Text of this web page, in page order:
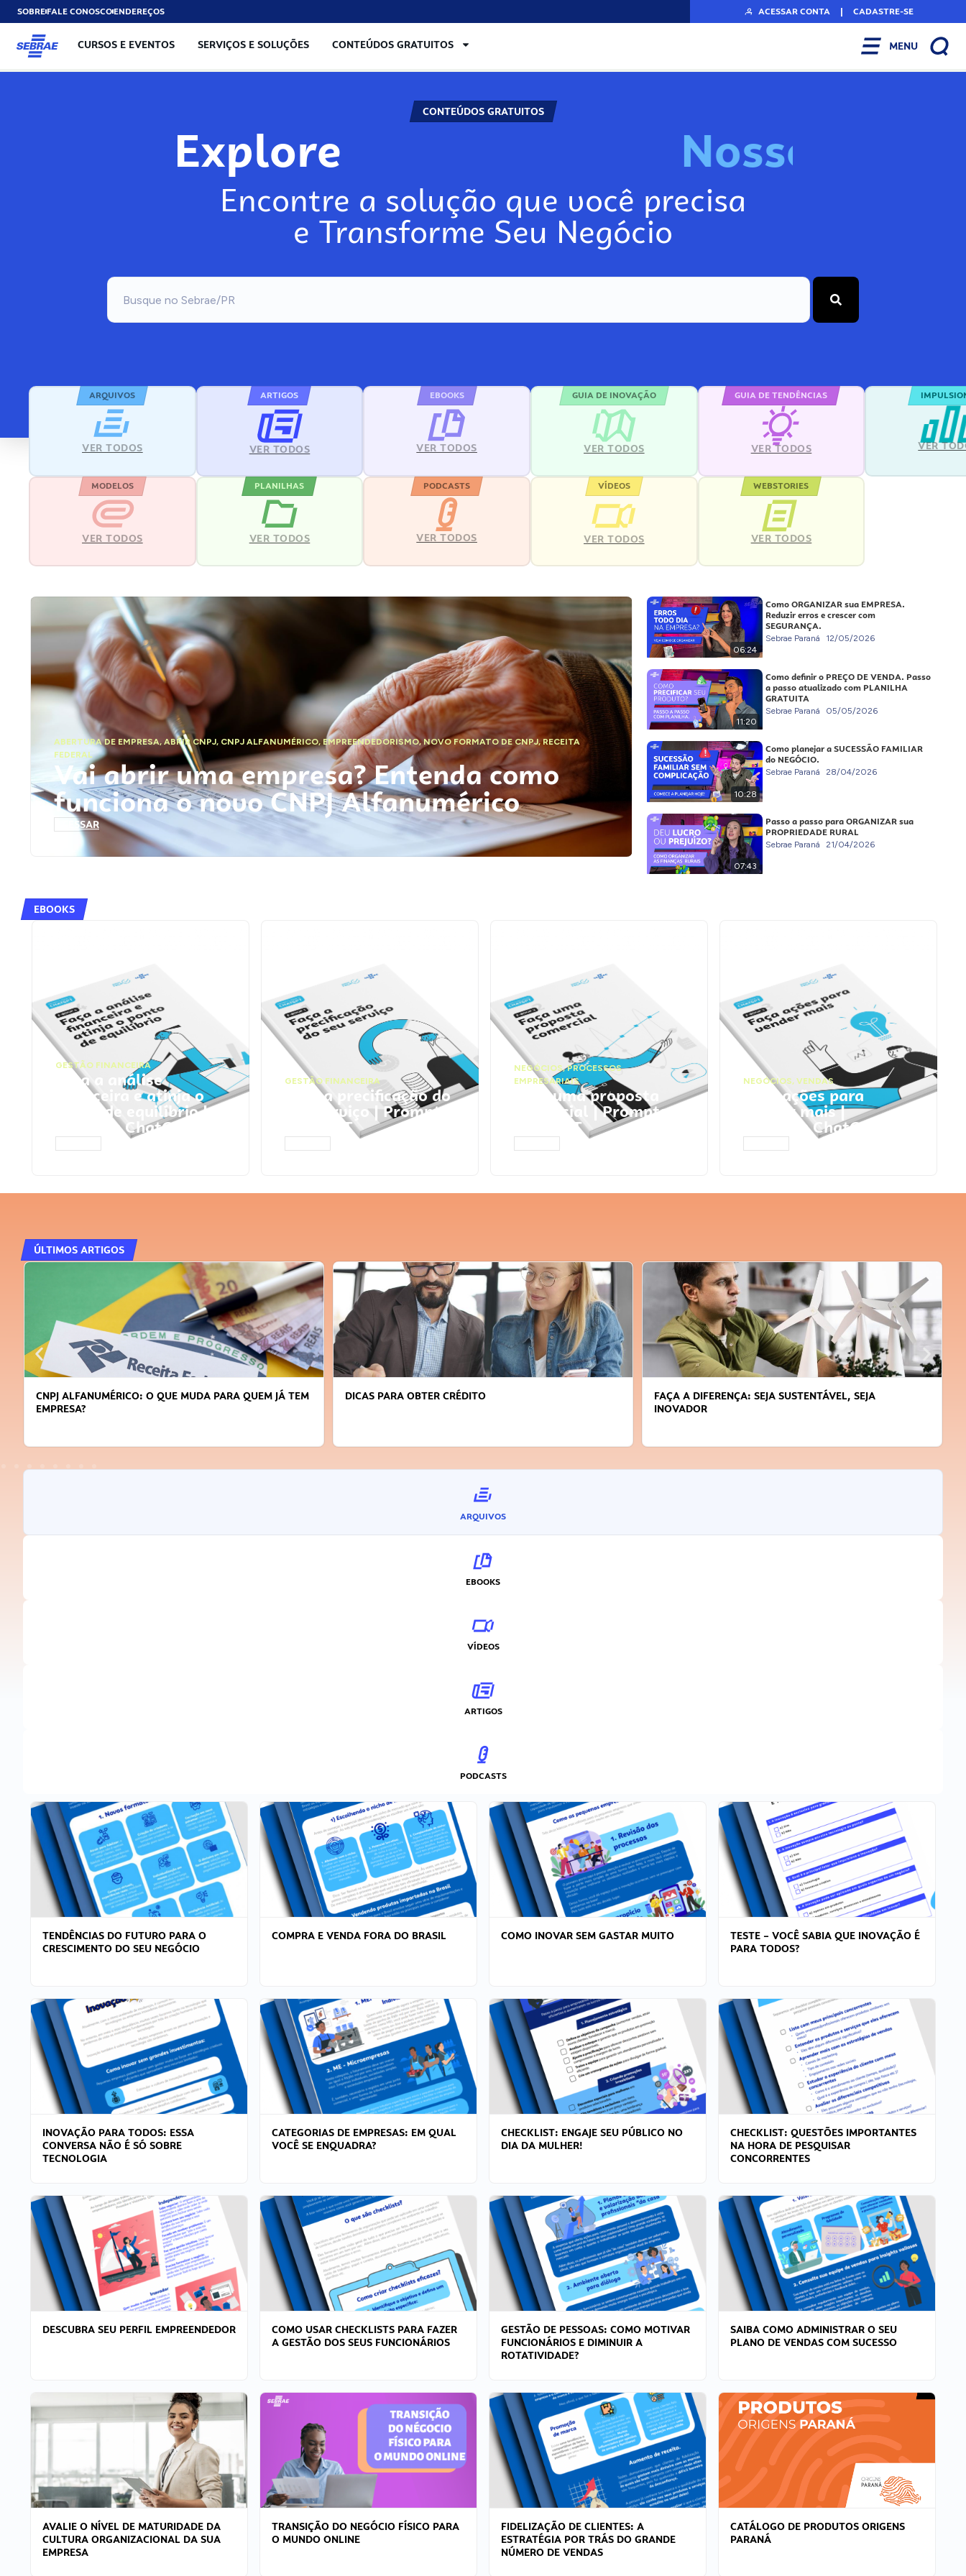
SOBREFALE CONOSCOENDEREÇOS ACESSAR CONTA | CADASTRE-SE
CURSOS E EVENTOS SERVIÇOS E SOLUÇÕES CONTEÚDOS GRATUITOS MENU
CONTEÚDOS GRATUITOS
Explore Nosso
Encontre a solução que você precisa
e Transforme Seu Negócio
ARQUIVOS
VER TODOS
ARTIGOS
VER TODOS
EBOOKS
VER TODOS
GUIA DE INOVAÇÃO
VER TODOS
GUIA DE TENDÊNCIAS
VER TODOS VER
MODELOS
VER TODOS
PLANILHAS
VER TODOS
PODCASTS
VER TODOS
VÍDEOS
VER TODOS
WEBSTORIES
VER TODOS
ABERTURA DE EMPRESA,ABRIR CNPJ, CNPJ ALFANUMÉRICO, EMPREENDEDORISMO,NOVO FORMATO DE CNPJ,RECEITA
FEDERAL
Vai abrir uma empresa? Entenda como
funciona o novo CNPJ Alfanumérico
ACESSAR
06:24
Como ORGANIZAR sua EMPRESA.
Reduzir erros e crescer com
SEGURANÇA.
Sebrae Paraná 12/05/2026
11:20
Como definir o PREÇO DE VENDA. Passo
a passo atualizado com PLANILHA
GRATUITA
Sebrae Paraná 05/05/2026
10:28
Como planejar a SUCESSÃO FAMILIAR
do NEGÓCIO.
Sebrae Paraná 28/04/2026
07:43
Passo a passo para ORGANIZAR sua
PROPRIEDADE RURAL
Sebrae Paraná 21/04/2026
EBOOKS
GESTÃO FINANCEIRA
Faça a análise
financeira e atinja o
ponto de equilíbrio |
Prompts ChatGPT
GESTÃO FINANCEIRA
Faça a precificação do
seu serviço | Prompts
ChatGPT
NEGÓCIOS,PROCESSOS
EMPRESARIAIS
Faça uma proposta
comercial | Prompts
ChatGPT
NEGÓCIOS, VENDAS
Faça ações para
vender mais |
Prompts ChatGPT
ÚLTIMOS ARTIGOS
CNPJ ALFANUMÉRICO: O QUE MUDA PARA QUEM JÁ TEM
EMPRESA?
DICAS PARA OBTER CRÉDITO
FAÇA A DIFERENÇA: SEJA SUSTENTÁVEL, SEJA
INOVADOR
ARQUIVOS
EBOOKS
VÍDEOS
ARTIGOS
PODCASTS
TENDÊNCIAS DO FUTURO PARA O
CRESCIMENTO DO SEU NEGÓCIO
COMPRA E VENDA FORA DO BRASIL COMO INOVAR SEM GASTAR MUITO
TESTE – VOCÊ SABIA QUE INOVAÇÃO É
PARA TODOS?
INOVAÇÃO PARA TODOS: ESSA
CONVERSA NÃO É SÓ SOBRE
TECNOLOGIA
CATEGORIAS DE EMPRESAS: EM QUAL
VOCÊ SE ENQUADRA?
CHECKLIST: ENGAJE SEU PÚBLICO NO
DIA DA MULHER!
CHECKLIST: QUESTÕES IMPORTANTES
NA HORA DE PESQUISAR
CONCORRENTES
DESCUBRA SEU PERFIL EMPREENDEDOR
COMO USAR CHECKLISTS PARA FAZER
A GESTÃO DOS SEUS FUNCIONÁRIOS
GESTÃO DE PESSOAS: COMO MOTIVAR
FUNCIONÁRIOS E DIMINUIR A
ROTATIVIDADE?
SAIBA COMO ADMINISTRAR O SEU
PLANO DE VENDAS COM SUCESSO
AVALIE O NÍVEL DE MATURIDADE DA
CULTURA ORGANIZACIONAL DA SUA
EMPRESA
TRANSIÇÃO DO NEGÓCIO FÍSICO PARA
O MUNDO ONLINE
FIDELIZAÇÃO DE CLIENTES: A
ESTRATÉGIA POR TRÁS DO GRANDE
NÚMERO DE VENDAS
CATÁLOGO DE PRODUTOS ORIGENS
PARANÁ